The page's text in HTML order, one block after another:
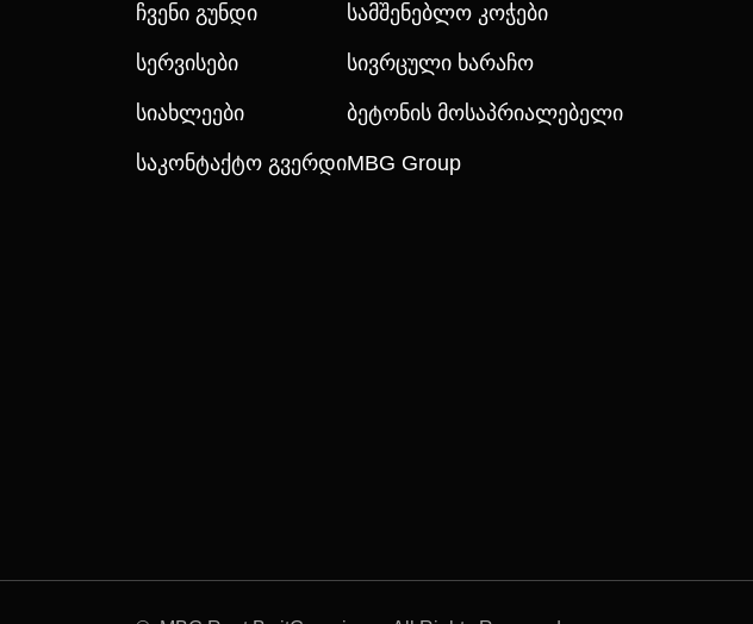
Ჩვენი Გუნდი
Სერვისები
Სიახლეები
Საკონტაქტო Გვერდი
Სამშენებლო Კოჭები
Სივრცული Ხარაჩო
Ბეტონის Მოსაპრიალებელი
MBG Group